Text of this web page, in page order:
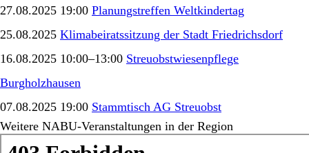
27.08.2025 19:00 Planungstreffen Weltkindertag
25.08.2025 Klimabeiratssitzung der Stadt Friedrichsdorf
16.08.2025 10:00–13:00 Streuobstwiesenpflege
Burgholzhausen
07.08.2025 19:00 Stammtisch AG Streuobst
Weitere NABU-Veranstaltungen in der Region